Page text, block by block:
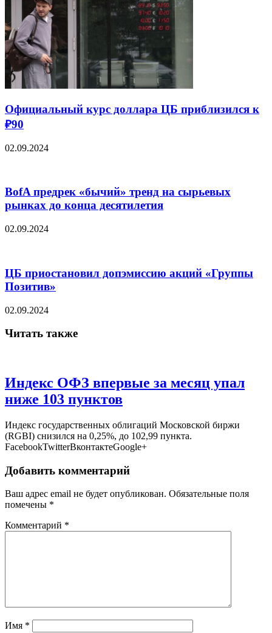
Официальный курс доллара ЦБ приблизился к
₽90
02.09.2024
BofA предрек «бычий» тренд на сырьевых
рынках до конца десятилетия
02.09.2024
ЦБ приостановил допэмиссию акций «Группы
Позитив»
02.09.2024
Читать также
Индекс ОФЗ впервые за месяц упал
ниже 103 пунктов
Индекс государственных облигаций Московской биржи
(RGBI) снизился на 0,25%, до 102,99 пункта.
FacebookTwitterВконтактеGoogle+
Добавить комментарий
Ваш адрес email не будет опубликован. Обязательные поля
помечены *
Комментарий *
Имя *